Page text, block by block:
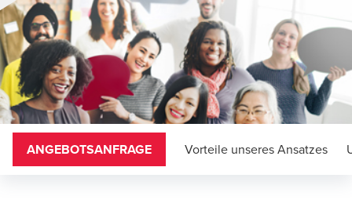
ANGEBOTSANFRAGE Vorteile unseres Ansatzes